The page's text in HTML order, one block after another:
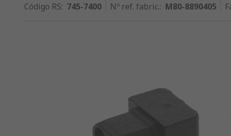
Código RS: 745-7400 Nº ref. fabric.: M80-8890405